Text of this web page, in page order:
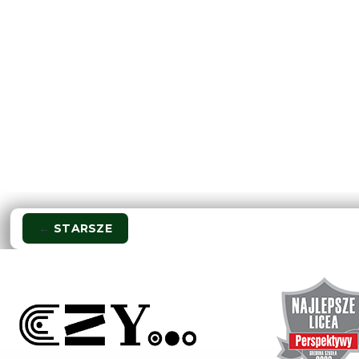
Nawigacja
← STARSZE